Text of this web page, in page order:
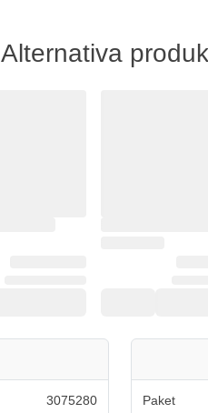
Alternativa
3075280 Paket